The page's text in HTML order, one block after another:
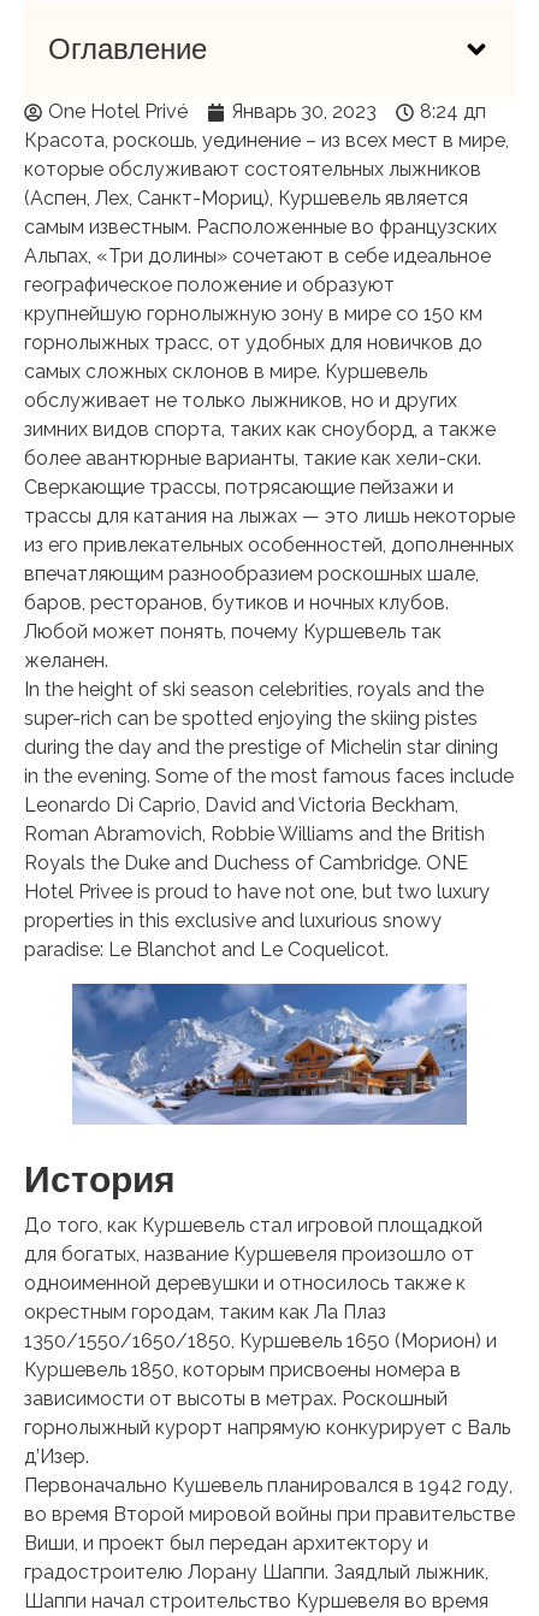
Оглавление
One Hotel Privé Январь 30, 2023
8:24 дп
Красота, роскошь, уединение – из всех мест в мире,
которые обслуживают состоятельных лыжников
(Аспен, Лех, Санкт-Мориц), Куршевель является
самым известным. Расположенные во французских
Альпах, «Три долины» сочетают в себе идеальное
географическое положение и образуют
крупнейшую горнолыжную зону в мире со 150 км
горнолыжных трасс, от удобных для новичков до
самых сложных склонов в мире. Куршевель
обслуживает не только лыжников, но и других
зимних видов спорта, таких как сноуборд, а также
более авантюрные варианты, такие как хели-ски.
Сверкающие трассы, потрясающие пейзажи и
трассы для катания на лыжах — это лишь некоторые
из его привлекательных особенностей, дополненных
впечатляющим разнообразием роскошных шале,
баров, ресторанов, бутиков и ночных клубов.
Любой может понять, почему Куршевель так
желанен.
In the height of ski season celebrities, royals and the
super-rich can be spotted enjoying the skiing pistes
during the day and the prestige of Michelin star dining
in the evening. Some of the most famous faces include
Leonardo Di Caprio, David and Victoria Beckham,
Roman Abramovich, Robbie Williams and the British
Royals the Duke and Duchess of Cambridge. ONE
Hotel Privee is proud to have not one, but two luxury
properties in this exclusive and luxurious snowy
paradise: Le Blanchot and Le Coquelicot.
История
До того, как Куршевель стал игровой площадкой
для богатых, название Куршевеля произошло от
одноименной деревушки и относилось также к
окрестным городам, таким как Ла Плаз
1350/1550/1650/1850, Куршевель 1650 (Морион) и
Куршевель 1850, которым присвоены номера в
зависимости от высоты в метрах. Роскошный
горнолыжный курорт напрямую конкурирует с Валь
д’Изер.
Первоначально Кушевель планировался в 1942 году,
во время Второй мировой войны при правительстве
Виши, и проект был передан архитектору и
градостроителю Лорану Шаппи. Заядлый лыжник,
Шаппи начал строительство Куршевеля во время